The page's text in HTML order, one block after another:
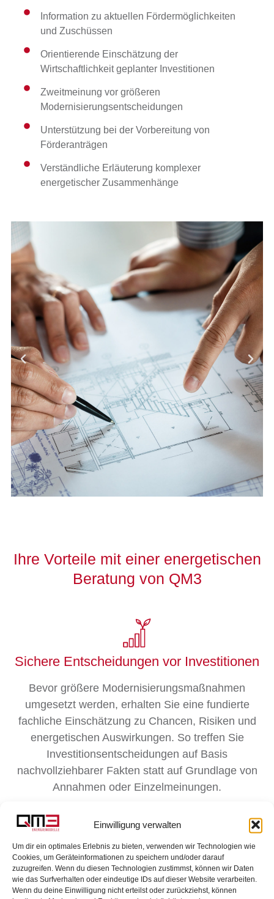
Einwilligung verwalten
Um dir ein optimales Erlebnis zu bieten, verwenden wir Technologien wie
Cookies, um Geräteinformationen zu speichern und/oder darauf
zuzugreifen. Wenn du diesen Technologien zustimmst, können wir Daten
wie das Surfverhalten oder eindeutige IDs auf dieser Website verarbeiten.
Wenn du deine Einwilligung nicht erteilst oder zurückziehst, können
Information zu aktuellen Fördermöglichkeiten
und Zuschüssen
Orientierende Einschätzung der
Wirtschaftlichkeit geplanter Investitionen
Zweitmeinung vor größeren
Modernisierungsentscheidungen
Unterstützung bei der Vorbereitung von
Förderanträgen
Verständliche Erläuterung komplexer
energetischer Zusammenhänge
Ihre Vorteile mit einer energetischen
Beratung von QM3
Sichere Entscheidungen vor Investitionen
Bevor größere Modernisierungsmaßnahmen
umgesetzt werden, erhalten Sie eine fundierte
fachliche Einschätzung zu Chancen, Risiken und
energetischen Auswirkungen. So treffen Sie
Investitionsentscheidungen auf Basis
nachvollziehbarer Fakten statt auf Grundlage von
Annahmen oder Einzelmeinungen.
Individuelle Lösungen statt
Standardempfehlungen